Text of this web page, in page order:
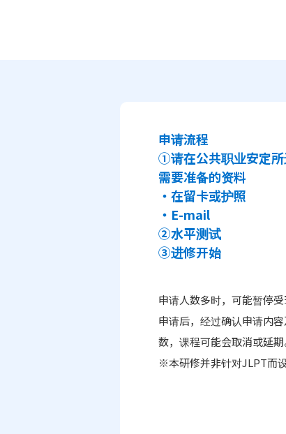
申请流程
①请在公共职业安定
需要准备的资料
・在留卡或护照
・E-mail
②水平测试
③进修开始
申请人数多时，可能暂停受
申请后，经过确认申请内
数，课程可能会取消或延期
※本研修并非针对JLPT而